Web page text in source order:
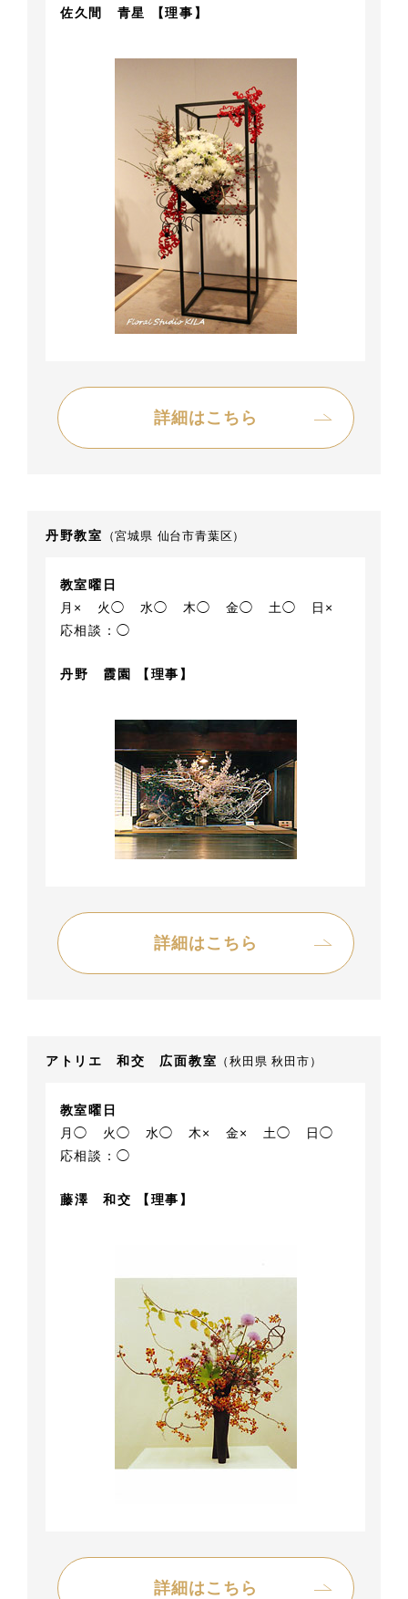
佐久間 青星 【理事】
詳細はこちら
丹野教室 （宮城県 仙台市青葉区）
教室曜日
月×
火◯ 水◯ 木◯ 金◯ 土◯
日×
応相談：◯
丹野 霞園 【理事】
詳細はこちら
アトリエ 和交 広面教室 （秋田県 秋田市）
教室曜日
月◯
火◯ 水◯ 木× 金× 土◯
日◯
応相談：◯
藤澤 和交 【理事】
詳細はこちら